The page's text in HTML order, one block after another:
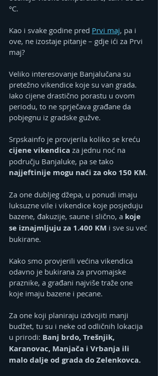
°C.
Kao i svake godine pred Prvi maj, pa i
ove, ne izostaje pitanje – gdje ići za Prvi
maj?
Veliko interesovanje Banjalučana su
pretežno vikendice koje su van grada.
Iako cijene drastično porastu u ovom
periodu, to ne sprječava građane da
pobjegnu iz gradske gužve.
Srpskainfo je provjerila koliko se kreću
cijene vikendica za jednu noć na
području Banjaluke, pa se tako
najjeftinije mogu naći za oko 150 KM.
Za one dubljeg džepa, u ponudi imaju
luksuzne vile i vikendice koje posjeduju
bazene, đakuzije, saune i slično, a koje
se iznajmljuju za 1.400 KM i sve su već
bukirane.
Kako smo provjerili većina vikendica
odavno je bukirana za prvomajske
praznike, a građani najviše traže one
koje imaju bazene i pecane.
Za one koji planiraju izdvojiti manji
budžet, tu su i neke od odličnih lokacija
u prirodi: Banj brdo, Trešnjik,
Karanovac, Manjača i Vrbanja ili
malo dalje od grada do Zelenkovca.